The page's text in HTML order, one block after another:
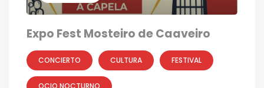
Expo Fest Mosteiro de Caaveiro
CONCIERTO CULTURA FESTIVAL